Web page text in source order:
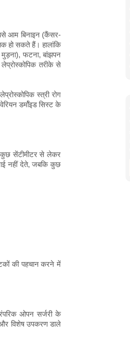
आम बिनाइन (कैंसर-
हो सकते हैं। हालांकि
फटना, बांझपन
तरीके से
स्त्री रोग
डर्मॉइड सिस्ट के
कुछ सेंटीमीटर से लेकर
नहीं देते, जबकि कुछ
की पहचान करने में
ओपन सर्जरी के
और विशेष उपकरण डाले